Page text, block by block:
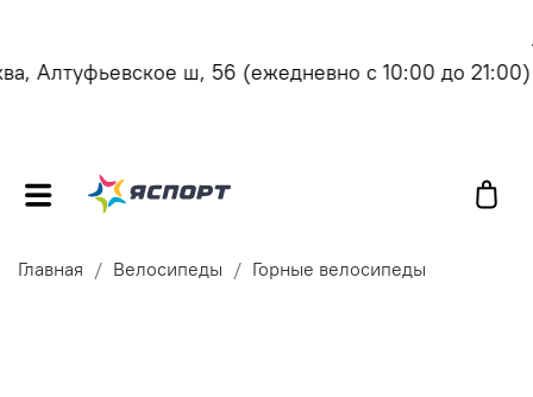
Алтуфьевское ш, 56(ежедневно с 10:00 до 21:00)
Главная Велосипеды Горные велосипеды